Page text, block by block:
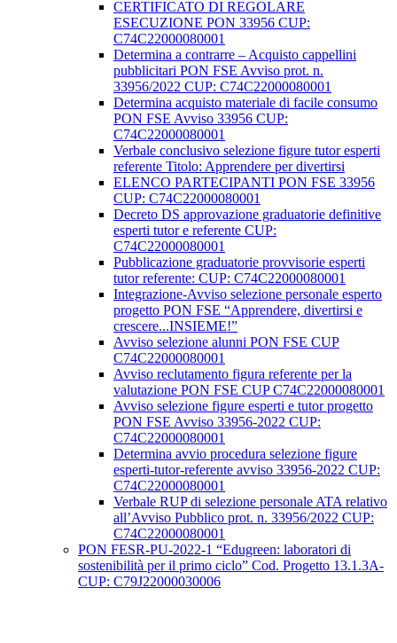
CERTIFICATO DI REGOLARE
ESECUZIONE PON 33956 CUP:
C74C22000080001
Determina a contrarre – Acquisto cappellini
pubblicitari PON FSE Avviso prot. n.
33956/2022 CUP: C74C22000080001
Determina acquisto materiale di facile consumo
PON FSE Avviso 33956 CUP:
C74C22000080001
Verbale conclusivo selezione figure tutor esperti
referente Titolo: Apprendere per divertirsi
ELENCO PARTECIPANTI PON FSE 33956
CUP: C74C22000080001
Decreto DS approvazione graduatorie definitive
esperti tutor e referente CUP:
C74C22000080001
Pubblicazione graduatorie provvisorie esperti
tutor referente: CUP: C74C22000080001
Integrazione-Avviso selezione personale esperto
progetto PON FSE “Apprendere, divertirsi e
crescere...INSIEME!”
Avviso selezione alunni PON FSE CUP
C74C22000080001
Avviso reclutamento figura referente per la
valutazione PON FSE CUP C74C22000080001
Avviso selezione figure esperti e tutor progetto
PON FSE Avviso 33956-2022 CUP:
C74C22000080001
Determina avvio procedura selezione figure
esperti-tutor-referente avviso 33956-2022 CUP:
C74C22000080001
Verbale RUP di selezione personale ATA relativo
all’Avviso Pubblico prot. n. 33956/2022 CUP:
C74C22000080001
PON FESR-PU-2022-1 “Edugreen: laboratori di
sostenibilità per il primo ciclo” Cod. Progetto 13.1.3A-
CUP: C79J22000030006